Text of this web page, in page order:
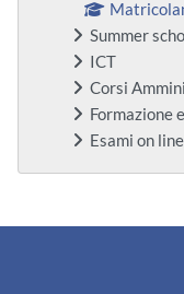
Summer
ICT
Corsi
Formazione
Esami on
Bloques